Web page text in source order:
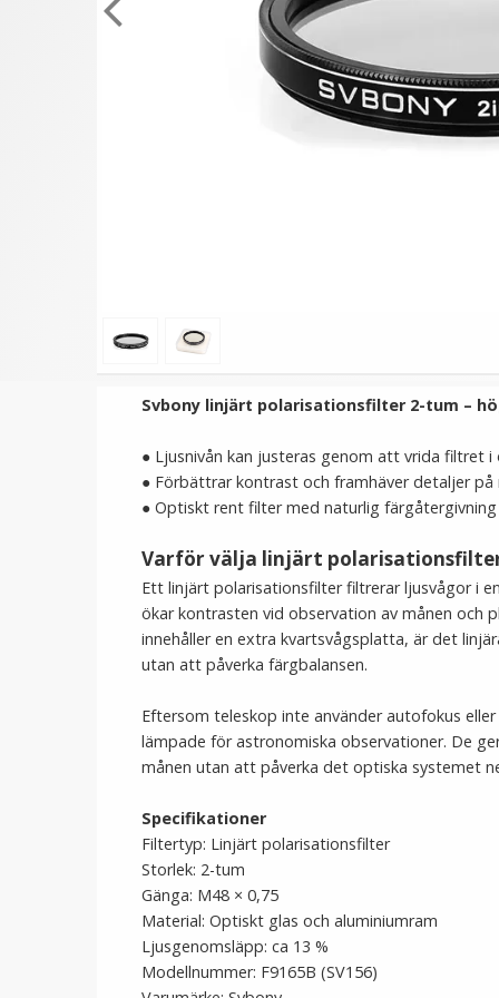
JJC Filteröppnare 3-pack
Polarisationsfilter
CPOL Pro
★★★★★
Svbony linjärt polarisationsfilter 2-tum –
● Ljusnivån kan justeras genom att vrida filtret
● Förbättrar kontrast och framhäver detaljer på
● Optiskt rent filter med naturlig
Varför välja linjärt
Ett linjärt polarisationsfilter filtrerar ljusvågor i
ökar kontrasten vid observation av månen och
innehåller en extra kvartsvågsplatta, är det
utan att påverka färgbalansen.
Eftersom teleskop inte använder autofokus
lämpade för astronomiska observationer. De
månen utan att påverka det optiska systemet
Specifikationer
Filtertyp: Linjärt polarisationsfilter
Storlek: 2-tum
Gänga: M48 × 0,75
Material: Optiskt glas och aluminiumram
Ljusgenomsläpp: ca 13 %
Modellnummer: F9165B (SV156)